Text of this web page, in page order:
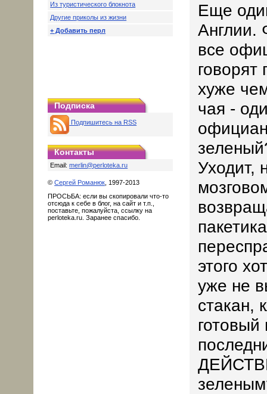
Из туристического блокнота
Другие приколы из жизни
+ Добавить перл
Подписка
Подпишитесь на RSS
Контакты
Email:merlin@perloteka.ru
©Сергей Романюк , 1997-2013
ПРОСЬБА: если вы скопировали что-то
отсюда к себе в блог, на сайт и т.п.,
поставьте, пожалуйста, ссылку на
perloteka.ru. Заранее спасибо.
Еще
Англии.
все
хуже
чая -
Уходит,
этого
уже не
стакан,
готовый